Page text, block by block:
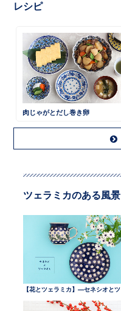
レシピ
肉じゃがとだし巻き卵
ツェラミカのある風景